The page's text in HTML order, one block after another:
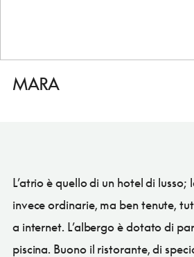
MARA
L’atrio è quello di un hotel di lusso;
invece ordinarie, ma ben tenute,
a internet. L’albergo è dotato di
piscina. Buono il ristorante, di